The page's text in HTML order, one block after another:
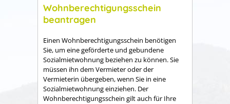
Wohnberechtigungsschein
beantragen
Einen Wohnberechtigungsschein benötigen
Sie, um eine geförderte und gebundene
Sozialmietwohnung beziehen zu können. Sie
müssen ihn dem Vermieter oder der
Vermieterin übergeben, wenn Sie in eine
Sozialmietwohnung einziehen. Der
Wohnberechtigungsschein gilt auch für Ihre